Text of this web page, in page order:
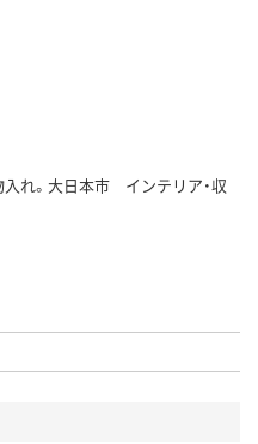
れ。大日本市 インテリア・収